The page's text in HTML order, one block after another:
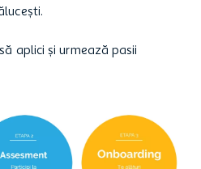
aplici și urmează pasii